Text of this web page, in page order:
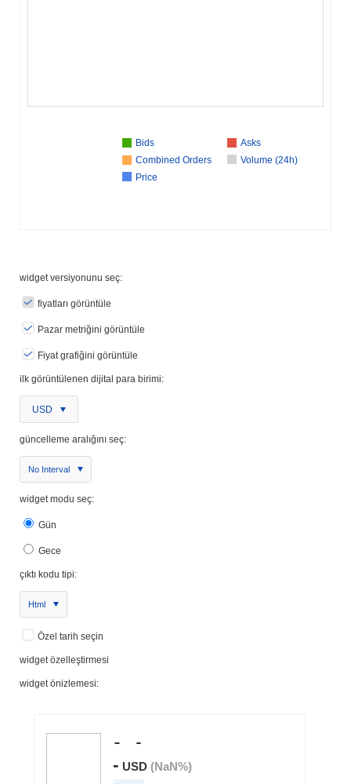
Bids
Asks
Combined Orders
Volume (24h)
Price
widget versiyonunu seç:
fiyatları görüntüle
Pazar metriğini görüntüle
Fiyat grafiğini görüntüle
ilk görüntülenen dijital para birimi:
USD
güncelleme aralığını seç:
No Interval
widget modu seç:
Gün
Gece
çıktı kodu tipi:
Html
Özel tarih seçin
widget özelleştirmesi
widget önizlemesi: